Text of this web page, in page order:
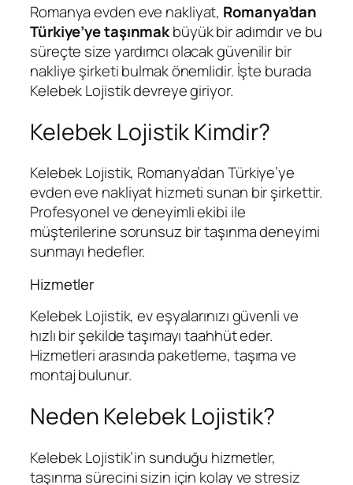
Romanya evden eve nakliyat, Romanya’dan
Türkiye’ye taşınmakbüyük bir adımdır ve bu
süreçte size yardımcı olacak güvenilir bir
nakliye şirketi bulmak önemlidir. İşte burada
Kelebek Lojistik devreye giriyor.
Kelebek Lojistik Kimdir?
Kelebek Lojistik, Romanya’dan Türkiye’ye
evden eve nakliyat hizmeti sunan bir şirkettir.
Profesyonel ve deneyimli ekibi ile
müşterilerine sorunsuz bir taşınma deneyimi
sunmayı hedefler.
Hizmetler
Kelebek Lojistik, ev eşyalarınızı güvenli ve
hızlı bir şekilde taşımayı taahhüt eder.
Hizmetleri arasında paketleme, taşıma ve
montaj bulunur.
Neden Kelebek Lojistik?
Kelebek Lojistik’in sunduğu hizmetler,
taşınma sürecini sizin için kolay ve stresiz